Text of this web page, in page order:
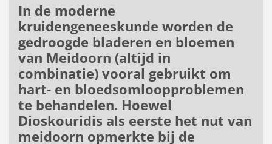
In de moderne
kruidengeneeskunde worden de
gedroogde bladeren en bloemen
van Meidoorn (altijd in
combinatie) vooral gebruikt om
hart- en bloedsomloopproblemen
te behandelen. Hoewel
Dioskouridis als eerste het nut van
meidoorn opmerkte bij de